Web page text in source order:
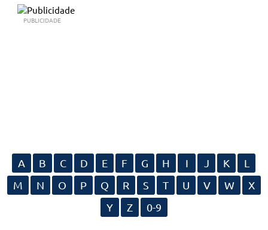
PUBLICIDADE
A B C D E F G H I J K
L
M
N O P Q R S T U V W
X
Y
Z 0-9